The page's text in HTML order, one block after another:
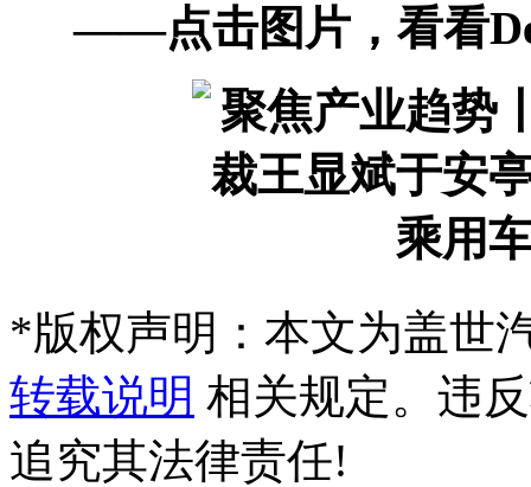
——点击图片，看看
*版权声明：本文为盖世
转载说明 相关规定。违
追究其法律责任!